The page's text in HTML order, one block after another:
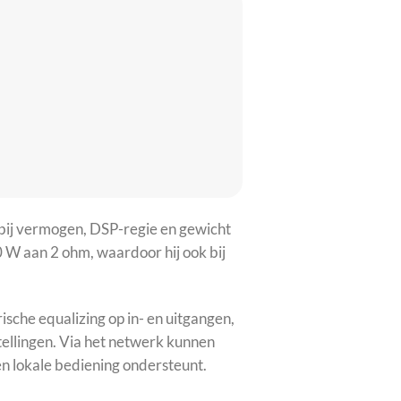
vermogen, DSP-regie en gewicht
aan 2 ohm, waardoor hij ook bij
equalizing op in- en uitgangen,
Via het netwerk kunnen
lokale bediening ondersteunt.